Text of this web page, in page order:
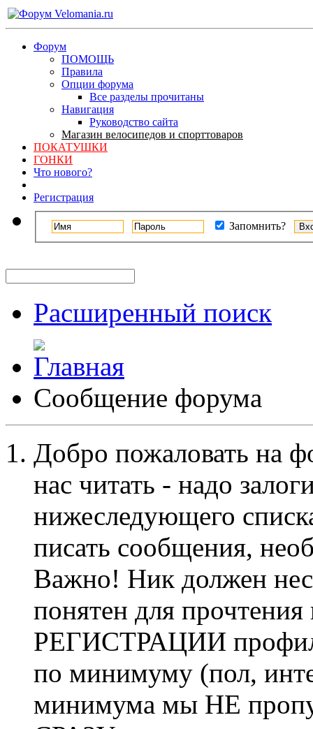
Форум
ПОМОЩЬ
Правила
Опции форума
Все разделы прочитаны
Навигация
Руководство сайта
Магазин велосипедов и спорттоваров
ПОКАТУШКИ
ГОНКИ
Что нового?
Регистрация
Запомнить?
Расширенный поиск
Сообщение форума
Добро пожаловать на
нас читать - надо
нижеследующего
писать сообщения,
Важно! Ник должен
понятен для
РЕГИСТРАЦИИ профиль
по минимуму (пол,
минимума мы НЕ